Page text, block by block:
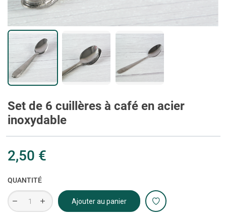
Set de 6 cuillères à café en acier
inoxydable
2,50 €
QUANTITÉ
Ajouter au panier